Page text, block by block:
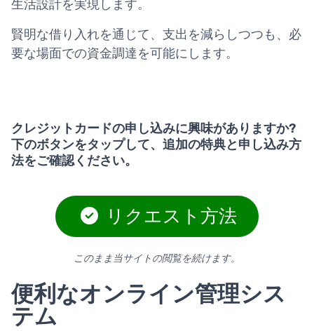
生活設計を実現します。
賢明な借り入れを通じて、支出を減らしつつも、必
要な場面での資金調達を可能にします。
クレジットカードの申し込みに興味がありますか?
下のボタンをタップして、追加の特典と申し込み方
法をご確認ください。
リクエスト方法
このまま当サイトの閲覧を続けます。
便利なオンライン管理シス
テム